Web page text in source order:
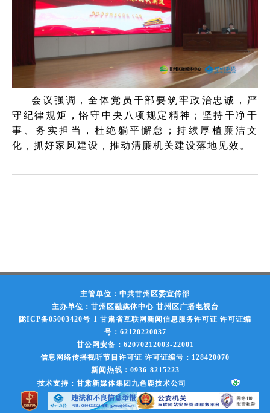
会议强调，全体党员干部要筑牢政治忠诚，严
守纪律规矩，恪守中央八项规定精神；坚持干净干
事、务实担当，杜绝躺平懈怠；持续厚植廉洁文
化，抓好家风建设，推动清廉机关建设落地见效。
主管单位：中共甘州区委宣传部
主办单位：甘州区融媒体中心 甘州区广播电视台
陇ICP备05003420号-1 甘肃省互联网新闻信息服务许可证 许可证编
号：62120220037
甘公网安备：62070212003-22001
信息网络传播视听节目许可证 许可证编号：128420070
新闻热线：0936-8215223
技术支持：甘肃新媒体集团九色鹿技术公司